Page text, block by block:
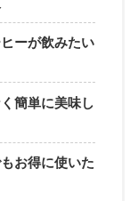
ーが飲みたい
簡単に美味し
お得に使いた